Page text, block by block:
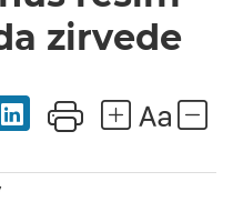
zirvede